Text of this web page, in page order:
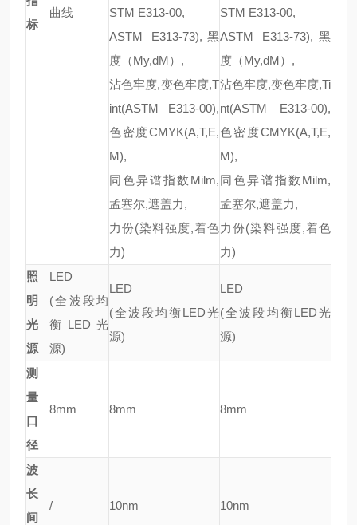
标
曲线
STM E313-00,
ASTM E313-73),黑
度（My,dM）,
沾色牢度,变色牢度,T
int(ASTM E313-00),
色密度CMYK(A,T,E,
M),
同色异谱指数Milm,
孟塞尔,遮盖力,
力份(染料强度,着色
力)
STM E313-00,
ASTM E313-73),黑
度（My,dM）,
沾色牢度,变色牢度,Ti
nt(ASTM E313-00),
色密度CMYK(A,T,E,
M),
同色异谱指数Milm,
孟塞尔,遮盖力,
力份(染料强度,着色
力)
照
明
光
源
LED
(全波段均
衡LED光
源)
LED
(全波段均衡LED光
源)
LED
(全波段均衡LED光
源)
测
量
口
径
8mm 8mm 8mm
波
长
间
/ 10nm 10nm